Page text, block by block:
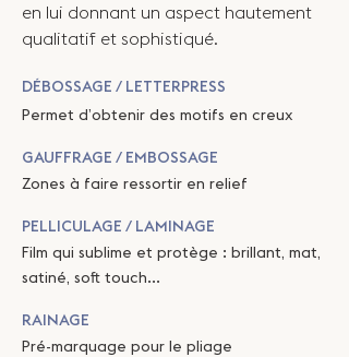
en lui donnant un aspect hautement
qualitatif et sophistiqué.
DÉBOSSAGE / LETTERPRESS
Permet d’obtenir des motifs en creux
GAUFFRAGE / EMBOSSAGE
Zones à faire ressortir en relief
PELLICULAGE / LAMINAGE
Film qui sublime et protège : brillant, mat,
satiné, soft touch...
RAINAGE
Pré-marquage pour le pliage